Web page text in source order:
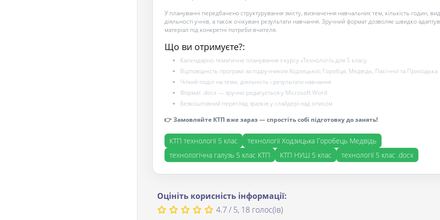
У плануванні передбачено структурування змісту, визначення навчальних тем, кількість годин,
діяльності учнів, а також очікувані результати навчання. Зручний формат дозволяє швидко
матеріал під конкретні потреби вчителя.
Що ви отримуєте?:
Календарно-тематичне планування з курсу «Технології» для 5 класу
Відповідність програмі за підручником Ходзицької, Горобця, Медвідь, Пасічної та Приходька
Чіткий поділ на теми, діяльність і результати навчання
Формат .docx — зручно редагується у Microsoft Word
Безкоштовний перегляд зразків у слайдері над описом
👉 Замовляйте КТП вже зараз — спростіть собі підготовку до занять!
КТП технології 5 клас
технології Ходзицька Горобець Медвідь
технологічна галузь 5 клас КТП
КТП НУШ 5 клас технології 5 клас .docx
Оцініть корисність інформації:
4.7 / 5, 18 голос(ів)